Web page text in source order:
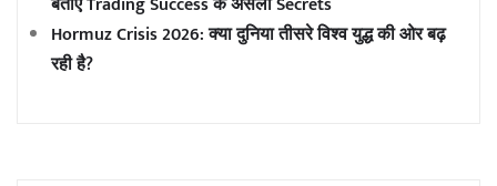
Hormuz Crisis 2026: क्या दुनिया तीसरे विश्व युद्ध की ओर बढ़
रही है?